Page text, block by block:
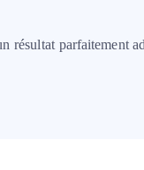
résultat parfaitement